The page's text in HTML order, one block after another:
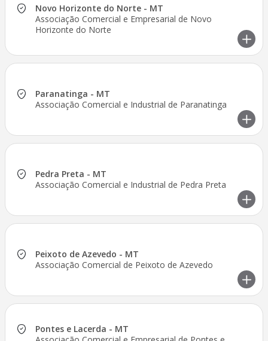
Novo Horizonte do Norte - MT
Associação Comercial e Empresarial de Novo
Horizonte do Norte
Paranatinga - MT
Associação Comercial e Industrial de Paranatinga
Pedra Preta - MT
Associação Comercial e Industrial de Pedra Preta
Peixoto de Azevedo - MT
Associação Comercial de Peixoto de Azevedo
Pontes e Lacerda - MT